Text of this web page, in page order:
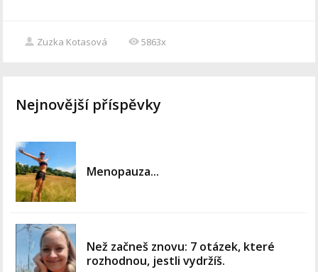
Zuzka Kotasová 5863x
Nejnovější příspěvky
Menopauza...
Než začneš znovu: 7 otázek, které
rozhodnou, jestli vydržíš.